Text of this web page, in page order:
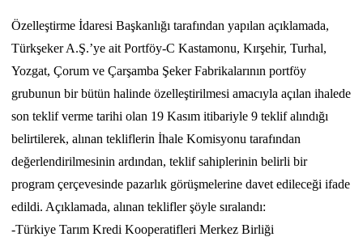
Özelleştirme İdaresi Başkanlığı tarafından yapılan açıklamada,
Türkşeker A.Ş.’ye ait Portföy-C Kastamonu, Kırşehir, Turhal,
Yozgat, Çorum ve Çarşamba Şeker Fabrikalarının portföy
grubunun bir bütün halinde özelleştirilmesi amacıyla açılan ihalede
son teklif verme tarihi olan 19 Kasım itibariyle 9 teklif alındığı
belirtilerek, alınan tekliflerin İhale Komisyonu tarafından
değerlendirilmesinin ardından, teklif sahiplerinin belirli bir
program çerçevesinde pazarlık görüşmelerine davet edileceği ifade
edildi. Açıklamada, alınan teklifler şöyle sıralandı:
-Türkiye Tarım Kredi Kooperatifleri Merkez Birliği